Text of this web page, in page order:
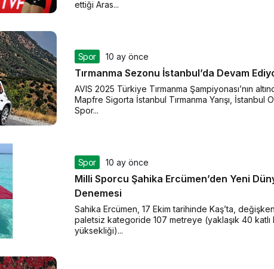
ettiği Aras...
Spor 10 ay önce
Tırmanma Sezonu İstanbul’da Devam
AVIS 2025 Türkiye Tırmanma Şampiyonası’nın
Mapfre Sigorta İstanbul Tırmanma Yarışı, İstanbul
Spor...
Spor 10 ay önce
Milli Sporcu Şahika Ercümen’den Yeni
Denemesi
Sahika Ercümen, 17 Ekim tarihinde Kaş’ta, değişken
paletsiz kategoride 107 metreye (yaklaşık 40 katlı
yüksekliği)...